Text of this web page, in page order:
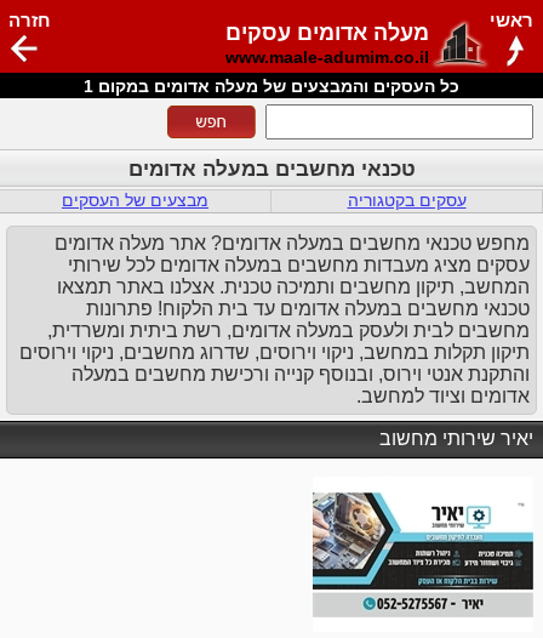
מעלה אדומים עסקים
www.maale-adumim.co.il
חזרה ראשי
כל העסקים והמבצעים של מעלה אדומים במקום 1
טכנאי מחשבים במעלה אדומים
עסקים בקטגוריה מבצעים של העסקים
מחפש טכנאי מחשבים במעלה אדומים? אתר מעלה אדומים
עסקים מציג מעבדות מחשבים במעלה אדומים לכל שירותי
המחשב, תיקון מחשבים ותמיכה טכנית. אצלנו באתר תמצאו
טכנאי מחשבים במעלה אדומים עד בית הלקוח! פתרונות
מחשבים לבית ולעסק במעלה אדומים, רשת ביתית ומשרדית,
תיקון תקלות במחשב, ניקוי וירוסים, שדרוג מחשבים, ניקוי וירוסים
והתקנת אנטי וירוס, ובנוסף קנייה ורכישת מחשבים במעלה
אדומים וציוד למחשב.
יאיר שירותי מחשוב